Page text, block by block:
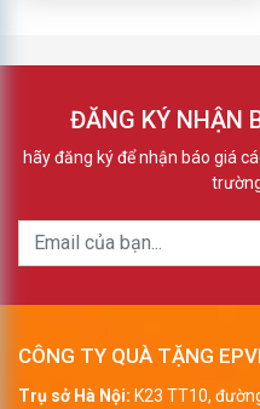
ĐĂNG KÝ NHẬN
hãy đăng ký để nhận báo giá
CÔNG TY QUÀ TẶNG
Trụ sở Hà Nội: K23 TT10,